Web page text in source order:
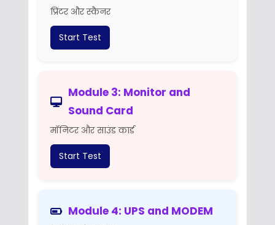
प्रिंटर और स्कैनर
Start Test
Module 3: Monitor and
Sound Card
मॉनिटर और साउंड कार्ड
Start Test
Module 4: UPS and MODEM